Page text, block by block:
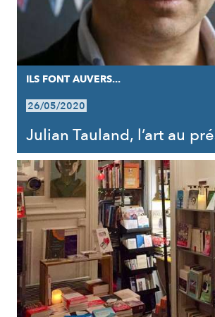
ILS FONT AUVERS...
26/05/2020
Julian Tauland, l’art au